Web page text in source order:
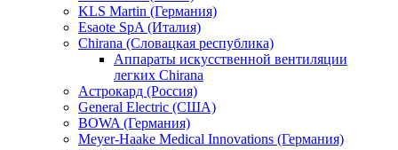
KLS Martin (Германия)
Esaote SpA (Италия)
Chirana (Словацкая республика)
Аппараты искусственной вентиляции
легких Chirana
Астрокард (Россия)
General Electric (США)
BOWA (Германия)
Meyer-Haake Medical Innovations (Германия)